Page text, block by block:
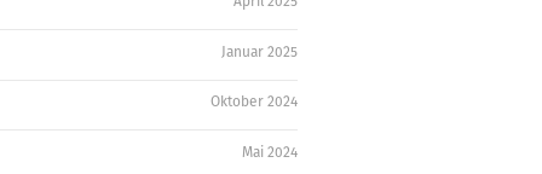
Januar 2025
Oktober 2024
Mai 2024